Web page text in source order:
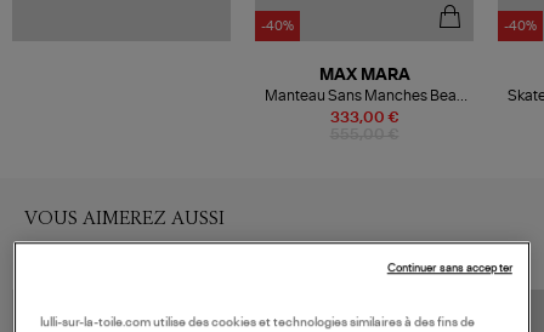
-40%
333,00 €
MAX MARA
Manteau Sans Manches Beau
Noir, 'S Max Mara
-40%
VOUS AIMEREZ AUSSI
lulli-sur-la-toile.com utilise des cookies et technologies similaires à des fins de
Continuer sans accepter